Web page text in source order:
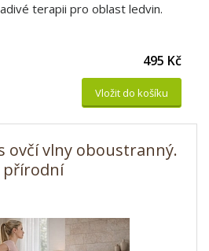
terapii pro oblast ledvin.
495 Kč
Vložit do košíku
ovčí vlny oboustranný.
přírodní